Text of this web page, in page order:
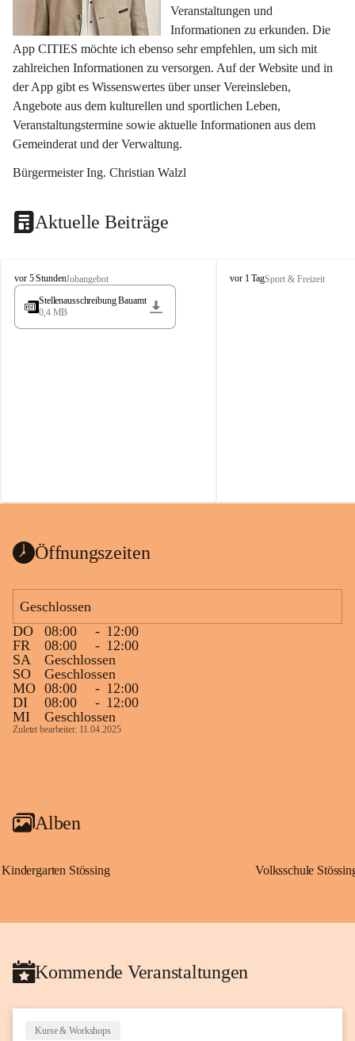
Veranstaltungen und
Informationen zu erkunden. Die
App CITIES möchte ich ebenso sehr empfehlen, um sich mit
zahlreichen Informationen zu versorgen. Auf der Website und in
der App gibt es Wissenswertes über unser Vereinsleben,
Angebote aus dem kulturellen und sportlichen Leben,
Veranstaltungstermine sowie aktuelle Informationen aus dem
Gemeinderat und der Verwaltung.
Bürgermeister Ing. Christian Walzl
Aktuelle Beiträge
S
t
s
vor 5 StundenJobangebot
Stellenausschreibung Bauamt
0,4 MB
S
vor 1 TagSport & Freizeit
Öffnungszeiten
Geschlossen
DO
08:00 - 12:00
FR
08:00 - 12:00
SA
Geschlossen
SO
Geschlossen
MO 08:00 - 12:00
DI
08:00 - 12:00
MI
Geschlossen
Zuletzt bearbeitet: 11.04.2025
Alben
Kindergarten Stössing Volksschule
Kommende Veranstaltungen
Kurse & Workshops